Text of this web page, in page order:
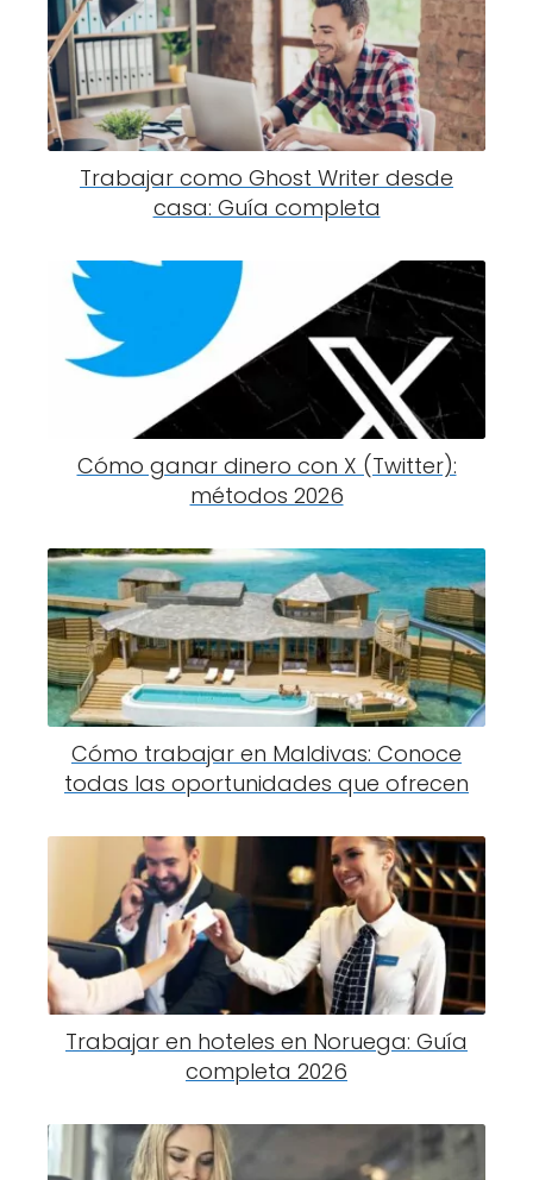
Trabajar como Ghost Writer desde
casa: Guía completa
Cómo ganar dinero con X (Twitter):
métodos 2026
Cómo trabajar en Maldivas: Conoce
todas las oportunidades que ofrecen
Trabajar en hoteles en Noruega: Guía
completa 2026